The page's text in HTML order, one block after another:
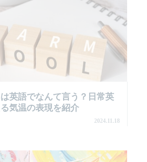
は英語でなんて言う？日常英
気温の表現を紹介
2024.11.18